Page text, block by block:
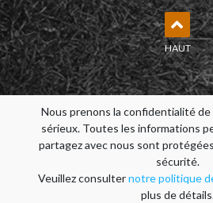
HAUT
Nous prenons la confidentialité
sérieux. Toutes les informations
partagez avec nous sont
sécurité.
Veuillez consulternotre politique
plus de